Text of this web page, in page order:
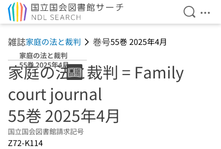
検索を
メ
雑誌家庭の法と裁判 巻号55巻 2025年4月
家庭の法と裁判
55巻 2025年4月
家庭の法と裁判 = Family
court journal
55巻 2025年4月
国立国会図書館請求記号
Z72-K114